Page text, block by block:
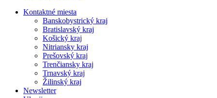
Kontaktné miesta
Banskobystrický kraj
Bratislavský kraj
Košický kraj
Nitriansky kraj
Prešovský kraj
Trenčiansky kraj
Trnavský kraj
Žilinský kraj
Newsletter